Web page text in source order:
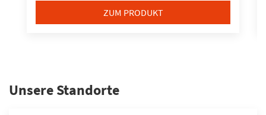
ZUM PRODUKT
Unsere Standorte